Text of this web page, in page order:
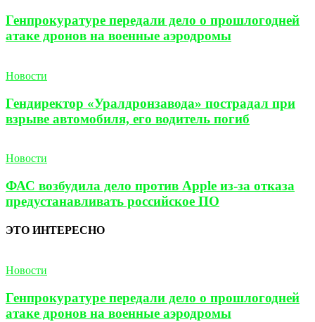
Генпрокуратуре передали дело о прошлогодней
атаке дронов на военные аэродромы
Новости
Гендиректор «Уралдронзавода» пострадал при
взрыве автомобиля, его водитель погиб
Новости
ФАС возбудила дело против Apple из-за отказа
предустанавливать российское ПО
ЭТО ИНТЕРЕСНО
Новости
Генпрокуратуре передали дело о прошлогодней
атаке дронов на военные аэродромы